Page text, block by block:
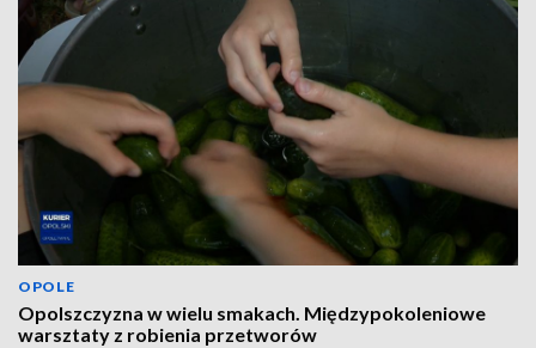
OPOLE
Opolszczyzna w wielu smakach. Międzypokoleniowe
warsztaty z robienia przetworów